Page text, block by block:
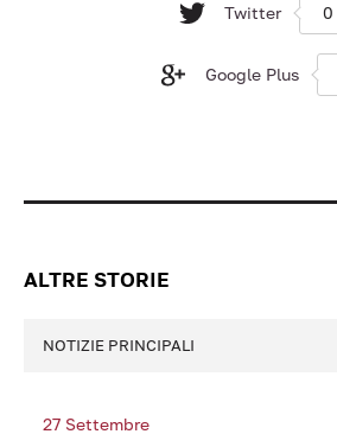
Twitter 0
Google Plus
ALTRE STORIE
NOTIZIE PRINCIPALI
27 Settembre